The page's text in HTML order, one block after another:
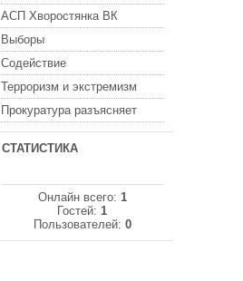
АСП Хворостянка ВК
Выборы
Содействие
Терроризм и экстремизм
Прокуратура разъясняет
СТАТИСТИКА
Онлайн всего: 1
Гостей:1
Пользователей: 0